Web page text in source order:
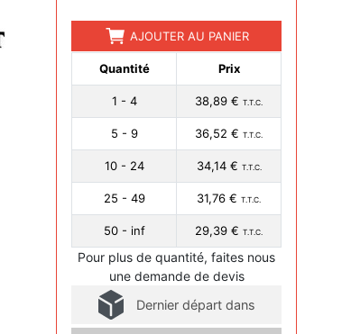
AJOUTER AU PANIER
Quantité Prix
1 - 4 38,89 € T.T.C.
5 - 9 36,52 € T.T.C.
10 - 24 34,14 € T.T.C.
25 - 49 31,76 € T.T.C.
50 - inf 29,39 € T.T.C.
Pour plus de quantité, faites nous
une demande de devis
Dernier départ dans